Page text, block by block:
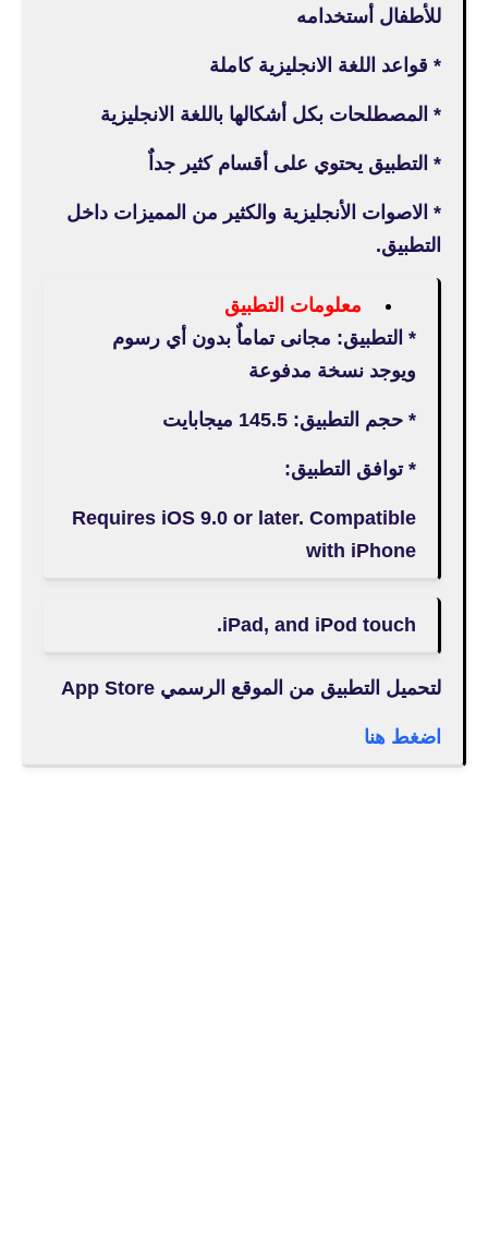
للأطفال أستخدامه
* قواعد اللغة الانجليزية كاملة
* المصطلحات بكل أشكالها باللغة الانجليزية
* التطبيق يحتوي على أقسام كثير جداٌ
* الاصوات الأنجليزية والكثير من المميزات داخل
التطبيق.
معلومات التطبيق
* التطبيق: مجانى تماماٌ بدون أي رسوم
ويوجد نسخة مدفوعة
* حجم التطبيق: 145.5 ميجابايت
* توافق التطبيق:
Requires iOS 9.0 or later. Compatible
with iPhone
iPad, and iPod touch.
لتحميل التطبيق من الموقع الرسمي App Store
اضغط هنا